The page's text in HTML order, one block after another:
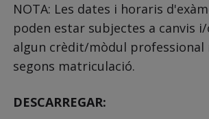
NOTA: Les dates i horaris
poden estar subjectes a canvis
algun crèdit/mòdul professional
segons matriculació.
DESCARREGAR: